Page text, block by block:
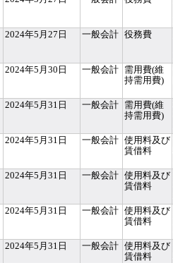
2024年5月27日 一般会計 役務費
2024年5月30日 一般会計
需用費(維
持需用費)
2024年5月31日 一般会計
需用費(維
持需用費)
2024年5月31日 一般会計 使用料及び
賃借料
2024年5月31日 一般会計 使用料及び
賃借料
2024年5月31日 一般会計 使用料及び
賃借料
2024年5月31日 一般会計 使用料及び
賃借料